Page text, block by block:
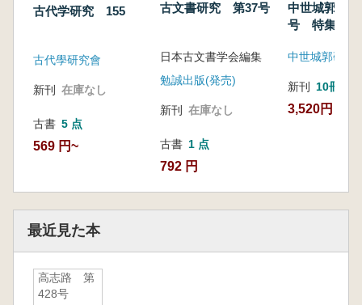
古代学研究 155
古代學研究會
新刊 在庫なし
古書 5 点
569 円~
古文書研究 第37号
日本古文書学会編集
勉誠出版(発売)
新刊 在庫なし
古書 1 点
792 円
中世城郭研
号 特集 山
中世城郭研究
新刊 10冊以上
3,520円
最近見た本
高志路 第
428号